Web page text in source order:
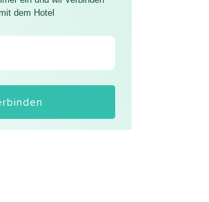
dem Hotel